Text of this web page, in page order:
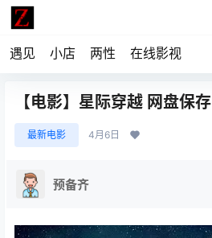
遇见 小店 两性 在线影视
【电影】星际穿越 网盘保存
最新电影 4月6日
预备齐